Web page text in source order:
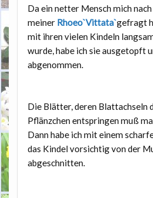
Da ein netter Mensch mich
meiner Rhoeo`Vittata`gefragt
mit ihren vielen Kindeln
wurde, habe ich sie ausgetopft
abgenommen.
Die Blätter, deren Blattachseln
Pflänzchen entspringen muß
Dann habe ich mit einem
das Kindel vorsichtig von der
abgeschnitten.